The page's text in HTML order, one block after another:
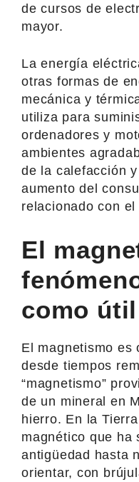
de cursos de
mayor.
La energía
otras formas de
mecánica y
utiliza para
ordenadores y
ambientes
de la calefacción
aumento del
relacionado con
El
como útil
El magnetismo es
desde tiempos
“magnetismo”
de un mineral en
hierro. En la
magnético que ha
antigüedad hasta
orientar, con